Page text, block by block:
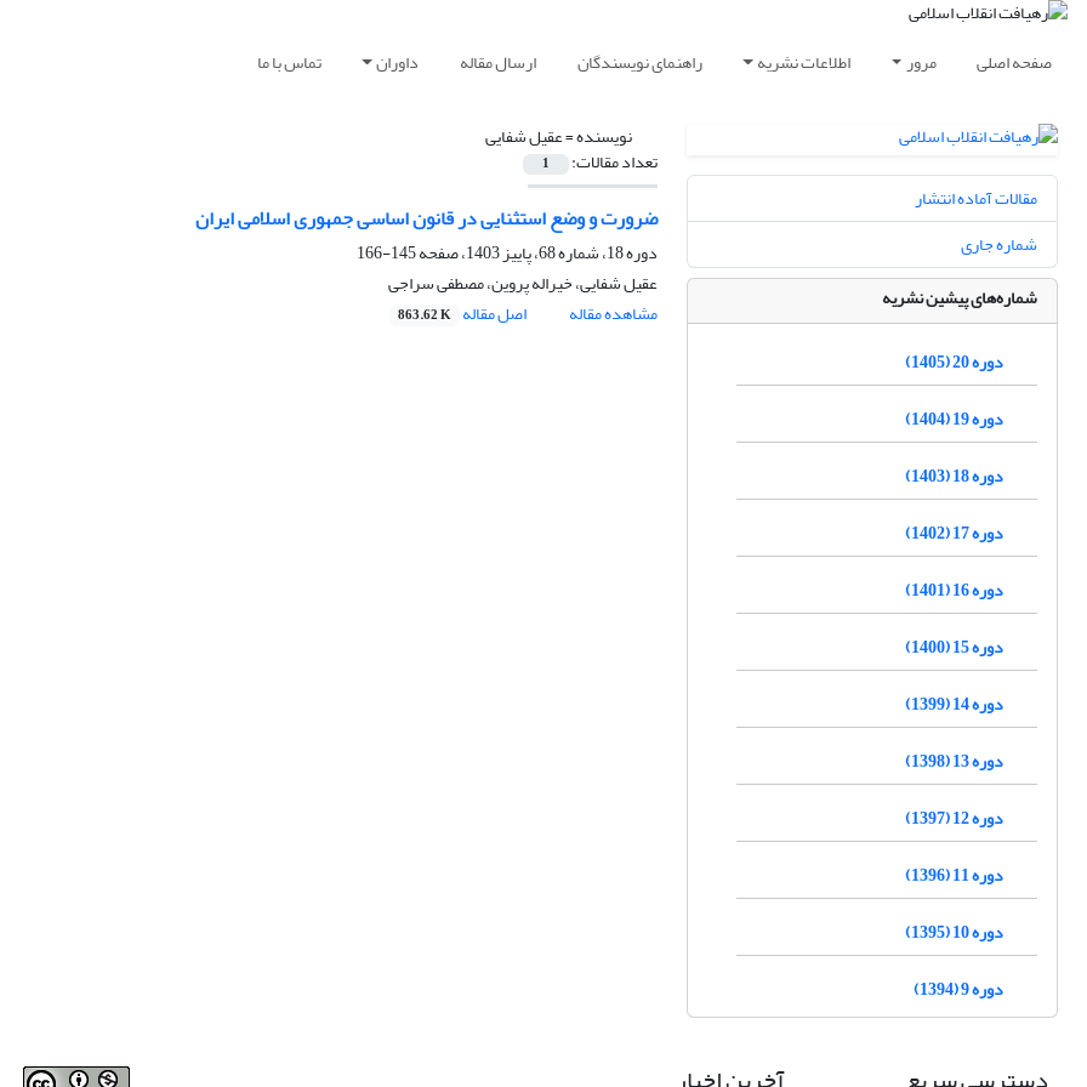
صفحه اصلی مرور اطلاعات نشریه راهنمای نویسندگان ارسال مقاله داوران تماس با ما
نویسنده =عقیل شفایی
تعداد مقالات: 1
ضرورت و وضع استثنایی در قانون اساسی جمهوری اسلامی ایران
دوره 18، شماره 68، پاییز 1403، صفحه
145-166
عقیل شفایی، خیراله پروین، مصطفی سراجی
مشاهده مقاله
اصل مقاله 863.62 K
مقالات آماده انتشار
شماره جاری
شماره‌های پیشین نشریه
دوره 20 (1405)
دوره 19 (1404)
دوره 18 (1403)
دوره 17 (1402)
دوره 16 (1401)
دوره 15 (1400)
دوره 14 (1399)
دوره 13 (1398)
دوره 12 (1397)
دوره 11 (1396)
دوره 10 (1395)
دوره 9 (1394)